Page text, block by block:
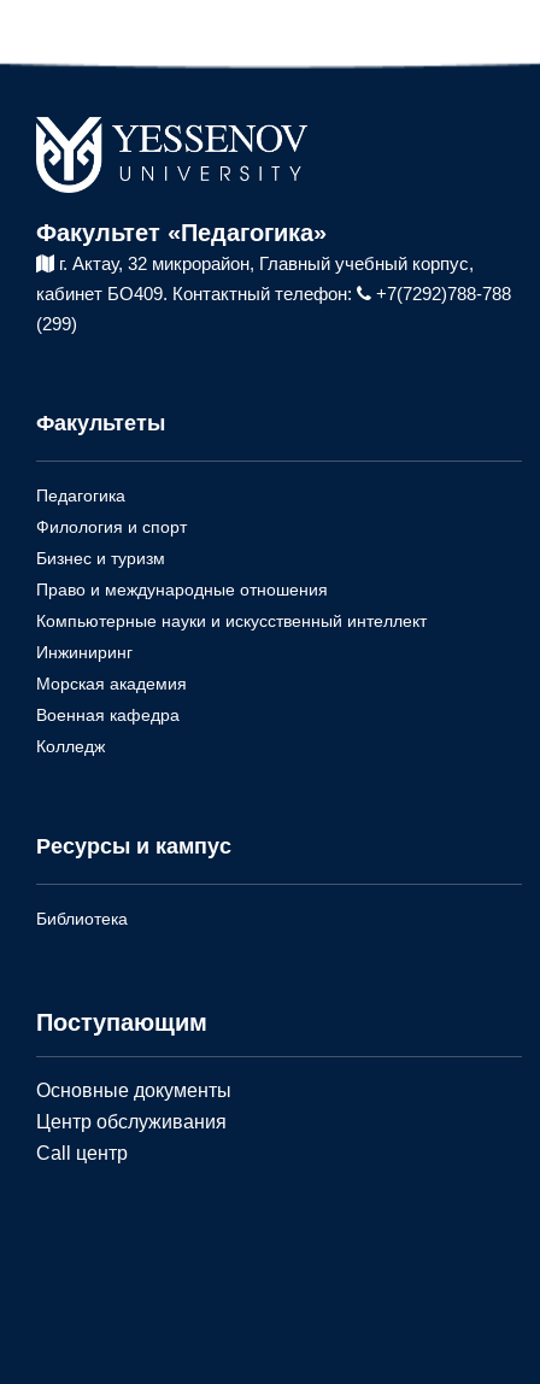
Факультет «Педагогика»
г. Актау, 32 микрорайон, Главный учебный корпус,
кабинет БО409. Контактный телефон:
+7(7292)788-788
(299)
Факультеты
Педагогика
Филология и спорт
Бизнес и туризм
Право и международные отношения
Компьютерные науки и искусственный интеллект
Инжиниринг
Морская академия
Военная кафедра
Колледж
Ресурсы и кампус
Библиотека
Поступающим
Основные документы
Центр обслуживания
Call центр